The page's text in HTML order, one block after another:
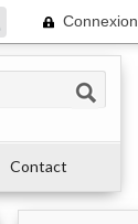
Connexion
Contact